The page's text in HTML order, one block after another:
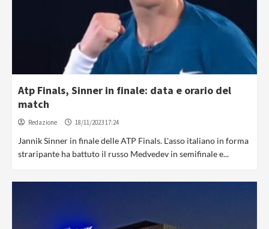
Atp Finals, Sinner in finale: data e orario del
match
Redazione 18/11/2023 17:24
Jannik Sinner in finale delle ATP Finals. L'asso italiano in forma
straripante ha battuto il russo Medvedev in semifinale e...